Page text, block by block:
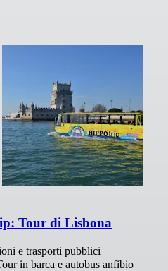
Tour di Lisbona
e trasporti pubblici
in barca e autobus anfibio